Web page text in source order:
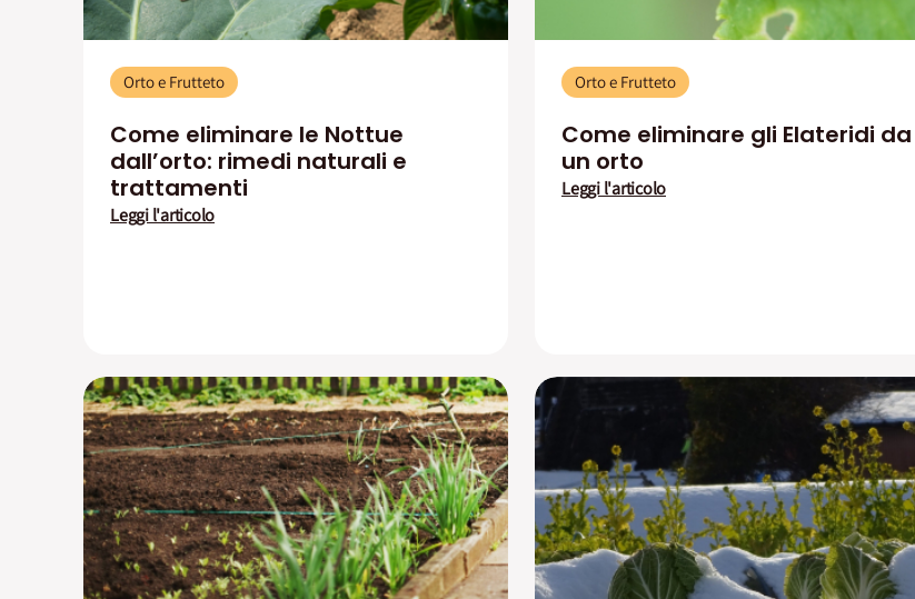
Orto e Frutteto
Come eliminare le Nottue
dall’orto: rimedi naturali e
trattamenti
Leggi l'articolo
Orto e Frutteto
Come eliminare gli Elateridi da
un orto
Leggi l'articolo